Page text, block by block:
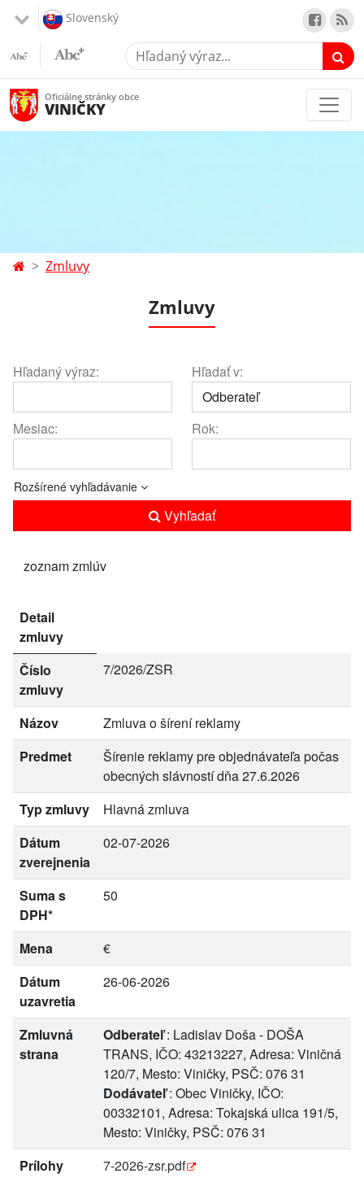
Slovenský
Hľadaný výraz...
Oficiálne stránky obce
VINIČKY
Zmluvy
Zmluvy
Hľadaný výraz: Hľadať v:
Mesiac: Rok:
Rozšírené vyhľadávanie
Vyhľadať
zoznam zmlúv
Detail
zmluvy
Číslo
zmluvy
7/2026/ZSR
Názov
Zmluva o šírení reklamy
Predmet
Šírenie reklamy pre objednávateľa počas
obecných slávností dňa 27.6.2026
Typ zmluvy
Hlavná zmluva
Dátum
zverejnenia
02-07-2026
Suma s
DPH*
50
Mena
€
Dátum
uzavretia
26-06-2026
Zmluvná
strana
Odberateľ: Ladislav Doša - DOŠA
TRANS, IČO: 43213227, Adresa: Viničná
120/7, Mesto: Viničky, PSČ: 076 31
Dodávateľ: Obec Viničky, IČO:
00332101, Adresa: Tokajská ulica 191/5,
Mesto: Viničky, PSČ: 076 31
Prílohy
7-2026-zsr.pdf